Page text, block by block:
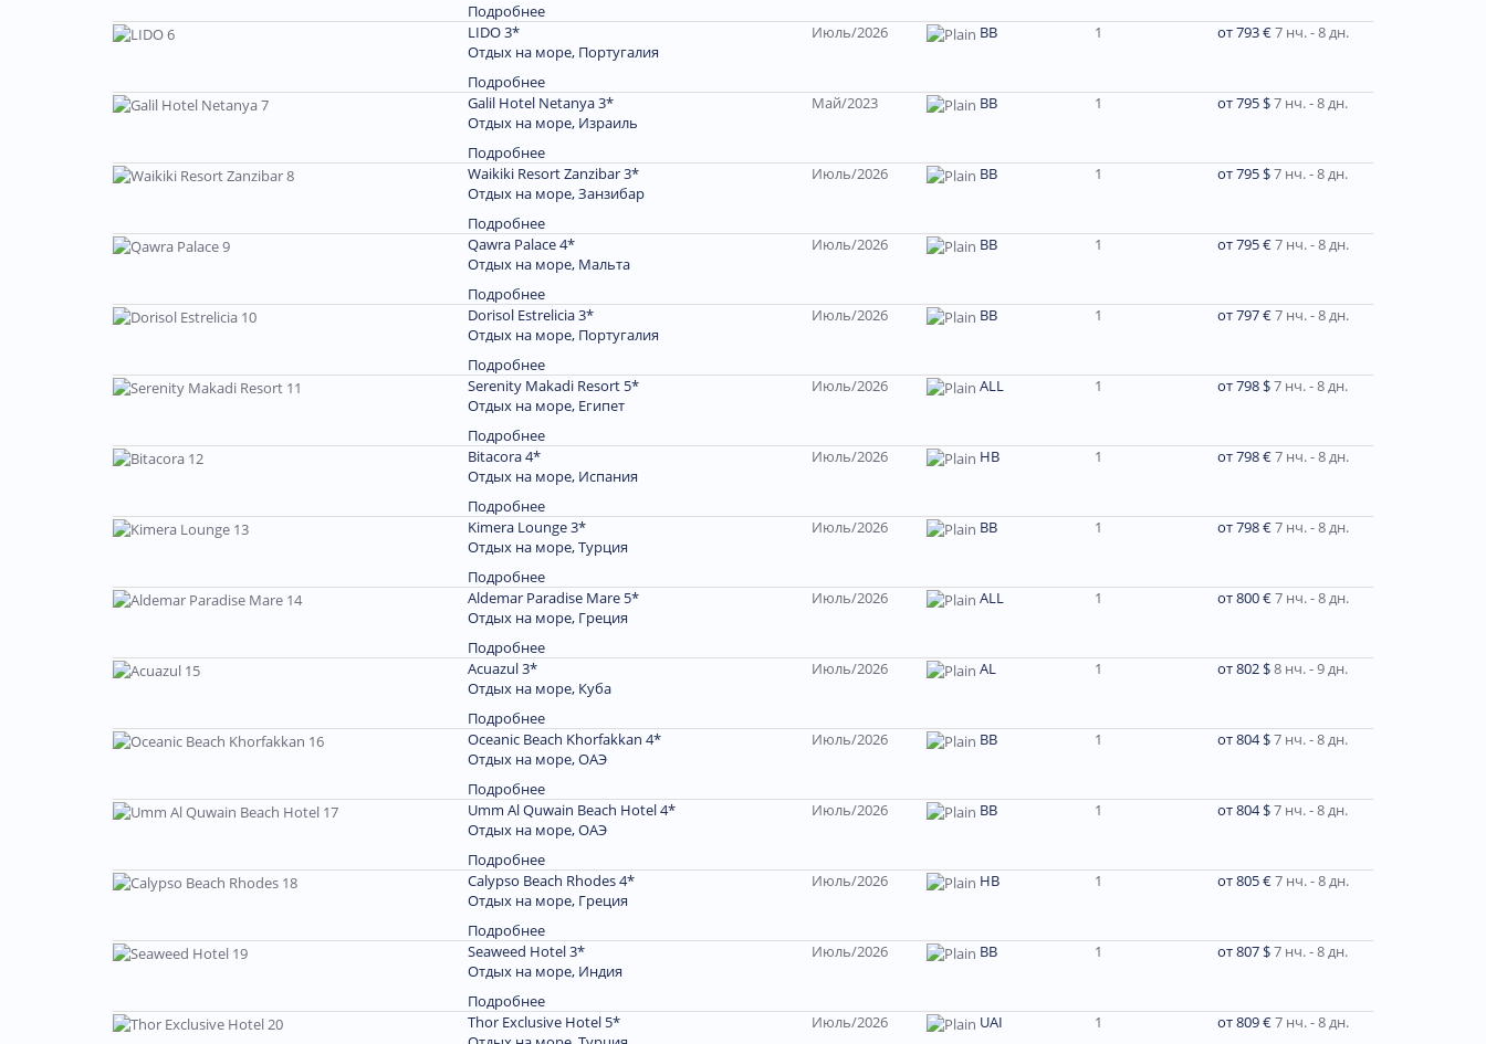
Подробнее
LIDO 3*
Отдых на море, Португалия
Подробнее
Июль/2026 ВВ 1 от 793 €7 нч. - 8 дн.
Galil Hotel Netanya 3*
Отдых на море, Израиль
Подробнее
Май/2023 ВВ 1 от 795 $7 нч. - 8 дн.
Waikiki Resort Zanzibar 3*
Отдых на море, Занзибар
Подробнее
Июль/2026 ВВ 1 от 795 $7 нч. - 8 дн.
Qawra Palace 4*
Отдых на море, Мальта
Подробнее
Июль/2026 ВВ 1 от 795 €7 нч. - 8 дн.
Dorisol Estrelicia 3*
Отдых на море, Португалия
Подробнее
Июль/2026 ВВ 1 от 797 €7 нч. - 8 дн.
Serenity Makadi Resort 5*
Отдых на море, Египет
Подробнее
Июль/2026 ALL 1 от 798 $7 нч. - 8 дн.
Bitacora 4*
Отдых на море, Испания
Подробнее
Июль/2026 HB 1 от 798 €7 нч. - 8 дн.
Kimera Lounge 3*
Отдых на море, Турция
Подробнее
Июль/2026 BB 1 от 798 €7 нч. - 8 дн.
Aldemar Paradise Mare 5*
Отдых на море, Греция
Подробнее
Июль/2026 ALL 1 от 800 €7 нч. - 8 дн.
Acuazul 3*
Отдых на море, Куба
Подробнее
Июль/2026 AL 1 от 802 $8 нч. - 9 дн.
Oceanic Beach Khorfakkan 4*
Отдых на море, ОАЭ
Подробнее
Июль/2026 ВВ 1 от 804 $7 нч. - 8 дн.
Umm Al Quwain Beach Hotel 4*
Отдых на море, ОАЭ
Подробнее
Июль/2026 ВВ 1 от 804 $7 нч. - 8 дн.
Calypso Beach Rhodes 4*
Отдых на море, Греция
Подробнее
Июль/2026 НВ 1 от 805 €7 нч. - 8 дн.
Seaweed Hotel 3*
Отдых на море, Индия
Подробнее
Июль/2026 ВВ 1 от 807 $7 нч. - 8 дн.
Thor Exclusive Hotel 5*
Июль/2026 UAI 1 от 809 €7 нч. - 8 дн.